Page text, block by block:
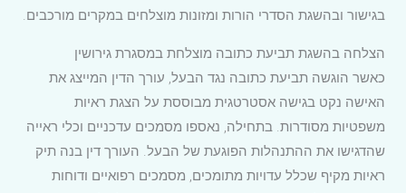
בגישור ובהשגת הסדרי הורות ומזונות מוצלחים במקרים מורכבים.
הצלחה בהשגת תביעת כתובה מוצלחת במסגרת גירושין
כאשר הוגשה תביעת כתובה נגד הבעל, עורך הדין המייצג את
האישה נקט בגישה אסטרטגית מבוססת על הצגת ראיות
משפטיות מסודרות. בתחילה, נאספו מסמכים עדכניים וכלי ראייה
שהדגישו את ההתנהלות הפוגעת של הבעל. העורך דין בנה תיק
ראיות מקיף שכלל עדויות מתומכים, מסמכים רפואיים ודוחות